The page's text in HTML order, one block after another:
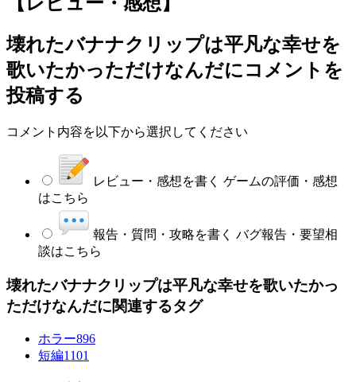
壊れたバナナクリップは平凡な幸せを
歌いたかっただけなんだにコメントを
投稿する
コメント内容を以下から選択してください
レビュー・感想を書く ゲームの評価・感想
はこちら
報告・質問・攻略を書く バグ報告・要望相
談はこちら
壊れたバナナクリップは平凡な幸せを歌いたかっ
ただけなんだに関連するタグ
ホラー896
短編1101